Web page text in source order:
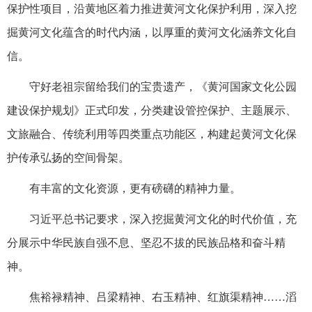
保护性项目，沿黄地区着力推进黄河文化保护利用，深入挖
掘黄河文化蕴含的时代内涵，以厚重的黄河文化涵养文化自
信。
守好老祖宗留给我们的宝贵遗产，《黄河国家文化公园
建设保护规划》正式印发，分类建设管控保护、主题展示、
文旅融合、传统利用等四类重点功能区，构建起黄河文化保
护传承弘扬的空间骨架。
有丰富的文化资源，更有磅礴的精神力量。
习近平总书记要求，深入挖掘黄河文化的时代价值，充
分展示中华民族自强不息、坚忍不拔的民族品格和奋斗精
神。
焦裕禄精神、吕梁精神、右玉精神、红旗渠精神……滔